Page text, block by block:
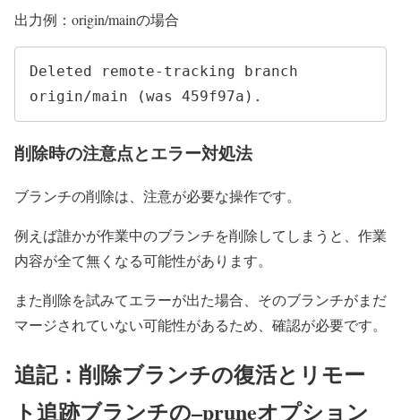
出力例：origin/mainの場合
Deleted remote-tracking branch
origin/main (was 459f97a).
削除時の注意点とエラー対処法
ブランチの削除は、注意が必要な操作です。
例えば誰かが作業中のブランチを削除してしまうと、作業
内容が全て無くなる可能性があります。
また削除を試みてエラーが出た場合、そのブランチがまだ
マージされていない可能性があるため、確認が必要です。
追記：削除ブランチの復活とリモー
ト追跡ブランチの–pruneオプション